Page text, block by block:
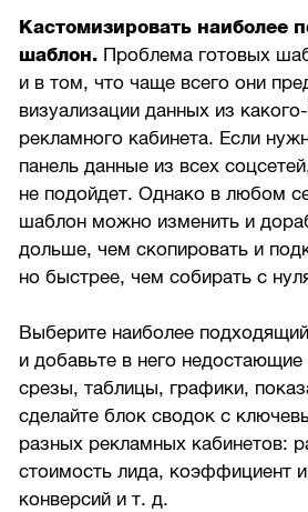
Кастомизировать наиболее
шаблон. Проблема готовых
и в том, что чаще всего они
визуализации данных из
рекламного кабинета. Если
панель данные из всех
не подойдет. Однако в любом
шаблон можно изменить и
дольше, чем скопировать и
но быстрее, чем собирать с
Выберите наиболее
и добавьте в него
срезы, таблицы, графики,
сделайте блок сводок с
разных рекламных кабинетов:
стоимость лида, коэффициент
конверсий и т. д.